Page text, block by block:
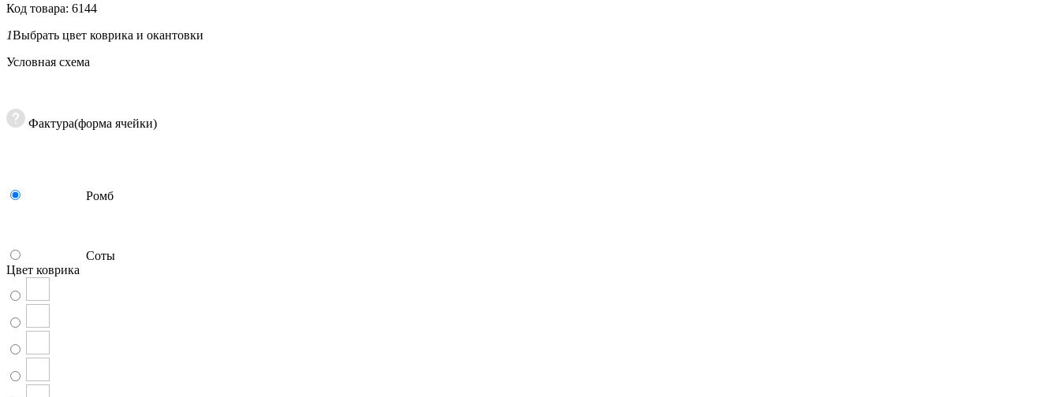
Код товара: 6144
1Выбрать цвет коврика и окантовки
Условная схема
Фактура(форма ячейки)
Ромб
Соты
Цвет коврика